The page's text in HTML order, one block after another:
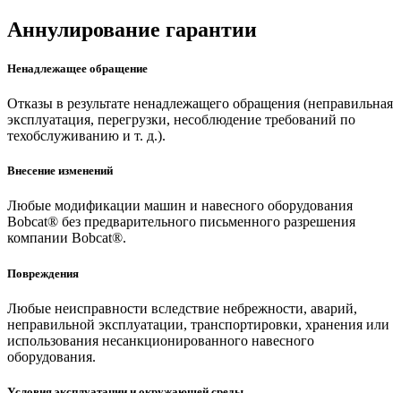
Аннулирование гарантии
Ненадлежащее обращение
Отказы в результате ненадлежащего обращения (неправильная
эксплуатация, перегрузки, несоблюдение требований по
техобслуживанию и т. д.).
Внесение изменений
Любые модификации машин и навесного оборудования
Bobcat® без предварительного письменного разрешения
компании Bobcat®.
Повреждения
Любые неисправности вследствие небрежности, аварий,
неправильной эксплуатации, транспортировки, хранения или
использования несанкционированного навесного
оборудования.